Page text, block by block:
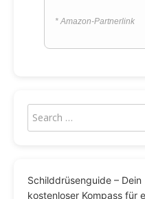
* Amazon-Partnerlink
Schilddrüsenguide – Dein
kostenloser Kompass für